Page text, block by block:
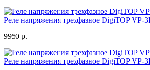
Реле напряжения трехфазное DigiTOP VP-
9950 р.
Реле напряжения трехфазное DigiTOP VP-